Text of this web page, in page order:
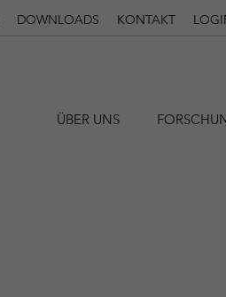
DOWNLOADS KONTAKT
ÜBER UNS